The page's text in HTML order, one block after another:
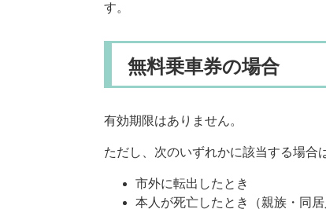
す。
無料乗車券の場合
有効期限はありません。
ただし、次のいずれかに該当する場合
市外に転出したとき
本人が死亡したとき（親族・同居